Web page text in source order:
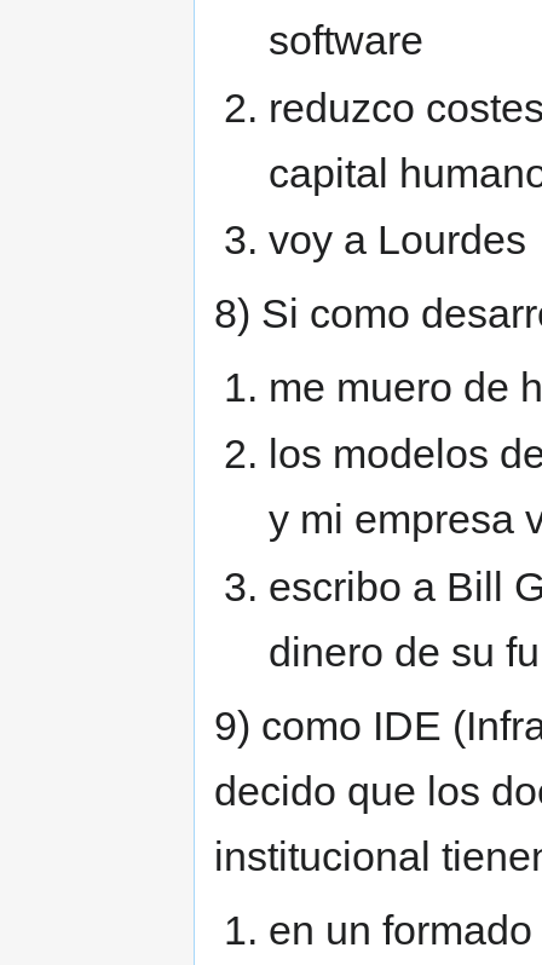
software
reduzco
capital
voy a Lourdes
8) Si como
me muero de
los modelos
y mi empresa
escribo a Bill
dinero de su
9) como IDE
decido que los
institucional
en un